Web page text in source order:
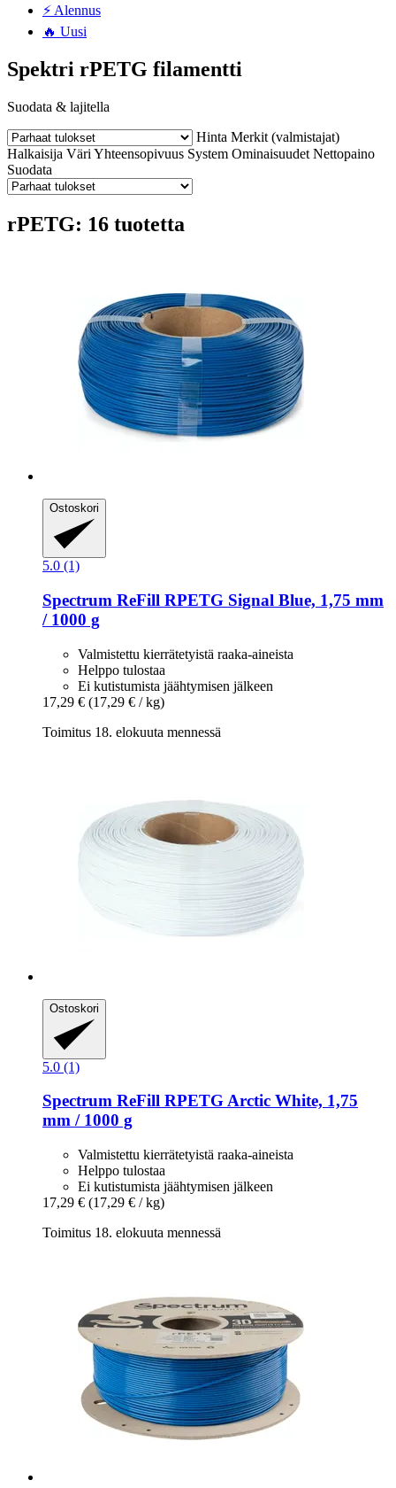
⚡ Alennus
🔥 Uusi
Spektri rPETG filamentti
Suodata & lajitella
Hinta Merkit (valmistajat)
Halkaisija Väri Yhteensopivuus System Ominaisuudet Nettopaino
Suodata
rPETG: 16 tuotetta
Ostoskori
5.0 (1)
Spectrum ReFill RPETG Signal Blue, 1,75 mm
/ 1000 g
Valmistettu kierrätetyistä raaka-aineista
Helppo tulostaa
Ei kutistumista jäähtymisen jälkeen
17,29 € (17,29 € / kg)
Toimitus 18. elokuuta mennessä
Ostoskori
5.0 (1)
Spectrum ReFill RPETG Arctic White, 1,75
mm / 1000 g
Valmistettu kierrätetyistä raaka-aineista
Helppo tulostaa
Ei kutistumista jäähtymisen jälkeen
17,29 € (17,29 € / kg)
Toimitus 18. elokuuta mennessä